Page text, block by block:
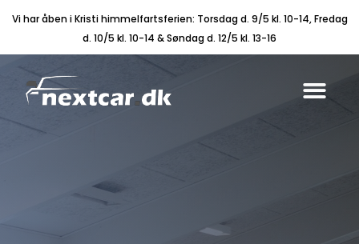
Vi har åben i Kristi himmelfartsferien: Torsdag d. 9/5 kl. 10-14, Fredag
d. 10/5 kl. 10-14 & Søndag d. 12/5 kl. 13-16